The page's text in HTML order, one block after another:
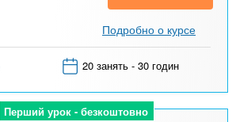
Подробно о курсе
20 занять - 30 годин
Перший урок - безкоштовно
Перший урок - безкоштовно